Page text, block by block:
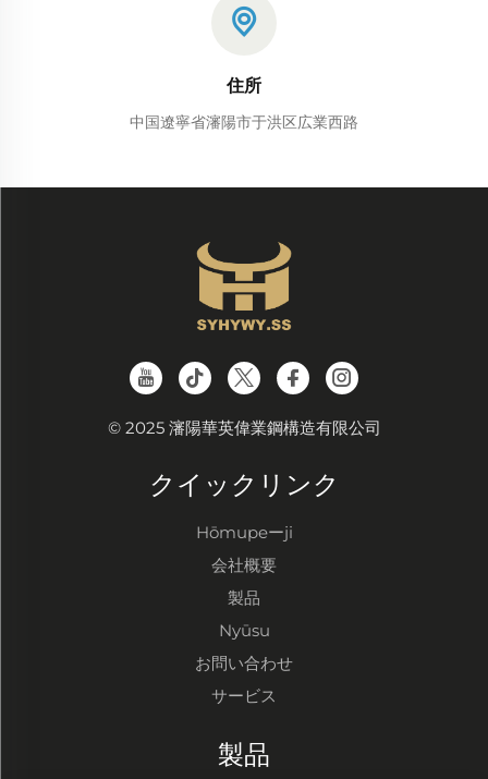
住所
中国遼寧省瀋陽市于洪区広業西路
© 2025 瀋陽華英偉業鋼構造有限公司
クイックリンク
Hōmupeーji
会社概要
製品
Nyūsu
お問い合わせ
サービス
製品